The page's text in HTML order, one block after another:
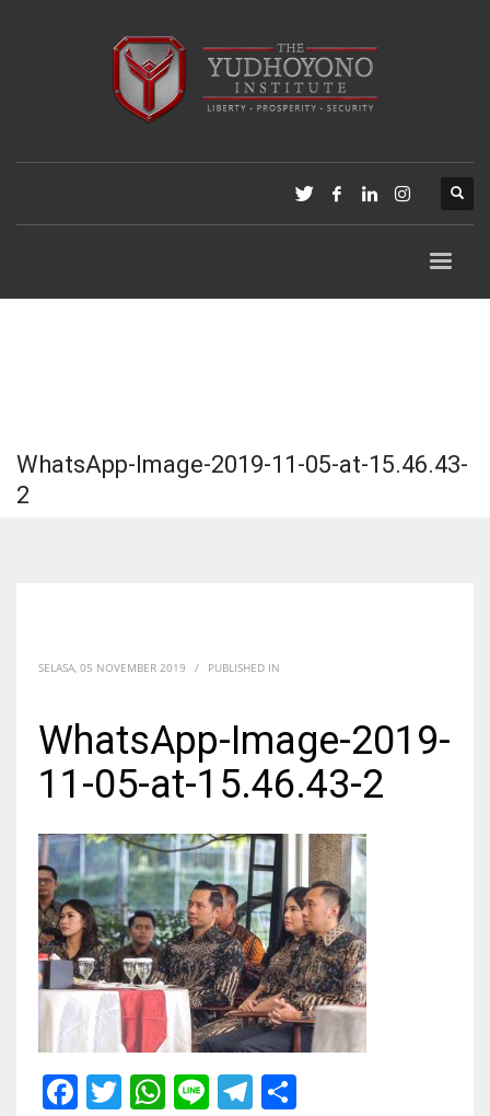
WhatsApp-Image-2019-11-05-at-15.46.43-
2
SELASA, 05 NOVEMBER 2019 / PUBLISHED IN
WhatsApp-Image-2019-
11-05-at-15.46.43-2
Facebook
Twitter
WhatsApp
LineTelegram